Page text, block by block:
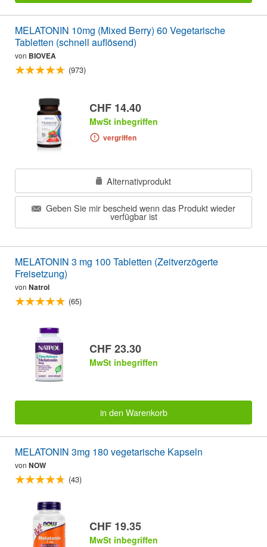
MELATONIN 10mg (Mixed Berry) 60 Vegetarische
Tabletten (schnell auflösend)
von BIOVEA
(973)
CHF 14.40
MwSt inbegriffen
vergriffen
Alternativprodukt
Geben Sie mir bescheid wenn das Produkt wieder
verfügbar ist
MELATONIN 3 mg 100 Tabletten (Zeitverzögerte
Freisetzung)
von Natrol
(65)
CHF 23.30
MwSt inbegriffen
in den Warenkorb
MELATONIN 3mg 180 vegetarische Kapseln
von NOW
(43)
CHF 19.35
MwSt inbegriffen